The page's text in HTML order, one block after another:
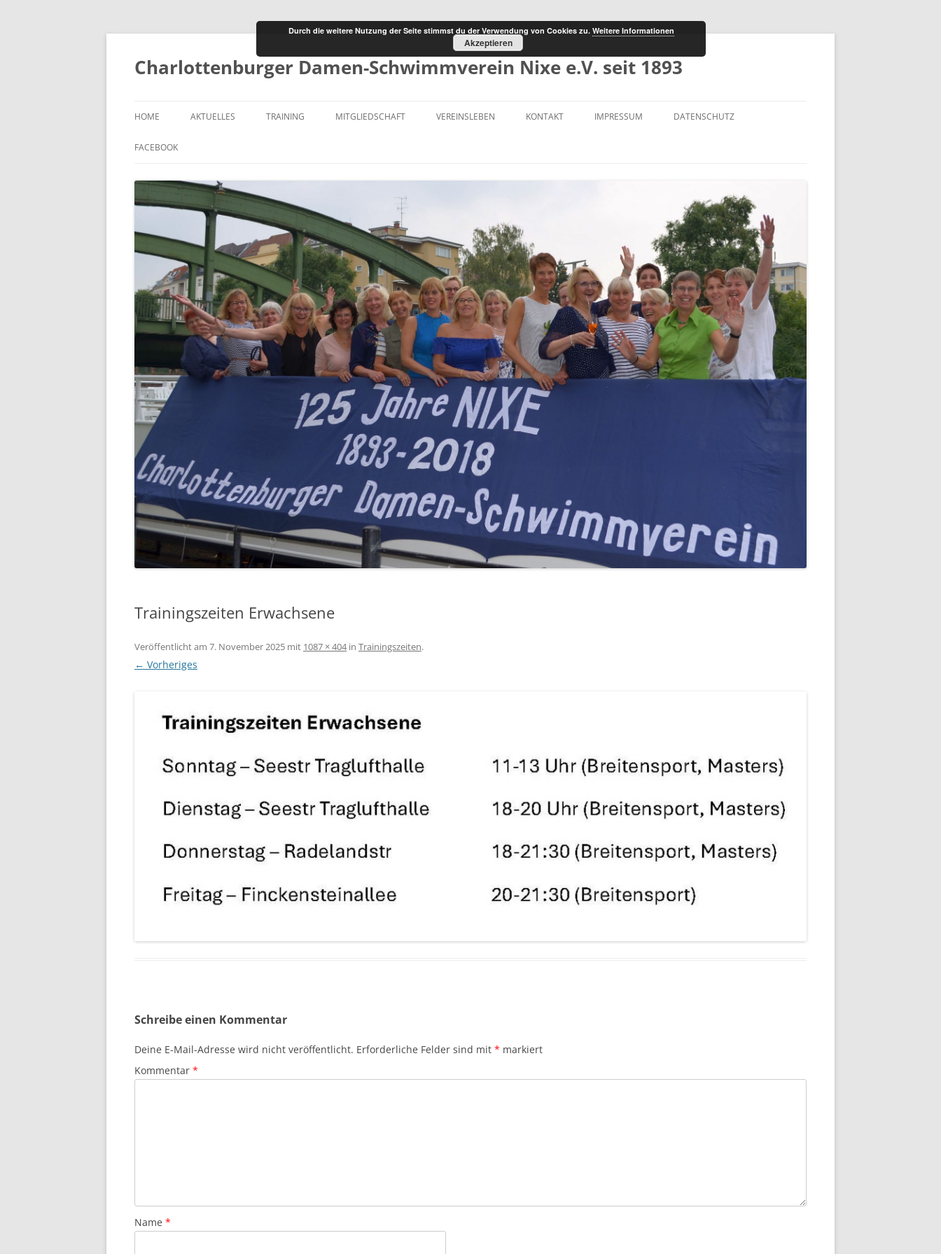
Zum
springen
Charlottenburger Damen-Schwimmverein Nixe e.V. seit 1893
HOME AKTUELLES TRAINING
GYMNASTIK
TRAININGSZEITEN
MITGLIEDSCHAFT VEREINSLEBEN
NIXEN-VEREINSSHOP
GESCHICHTE 1893 – 1911 1911 – 1925
1926 – 1943
1929 – WIEDERGRÜNDUNG 1951
1972 – 1979
KONTAKT IMPRESSUM DATENSCHUTZ
FACEBOOK
Trainingszeiten Erwachsene
Veröffentlicht am 7. November 2025 mit 1087 × 404in Trainingszeiten.
← Vorheriges
Schreibe einen Kommentar
Deine E-Mail-Adresse wird nicht veröffentlicht. Erforderliche Felder sind mit * markiert
Kommentar *
Name *
Durch die weitere Nutzung der Seite stimmst du der Verwendung von Cookies zu. Weitere Informationen
Akzeptieren